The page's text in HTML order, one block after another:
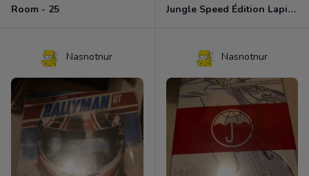
Room - 25 Jungle Speed Édition Lapin Crétin
Nasnotnur Nasnotnur